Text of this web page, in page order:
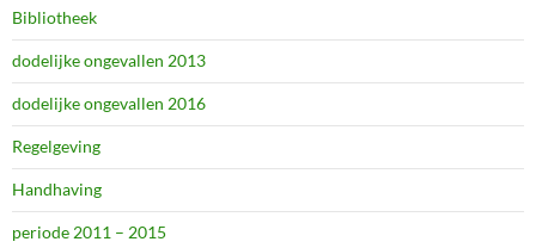
Bibliotheek
dodelijke ongevallen 2013
dodelijke ongevallen 2016
Regelgeving
Handhaving
periode 2011 – 2015